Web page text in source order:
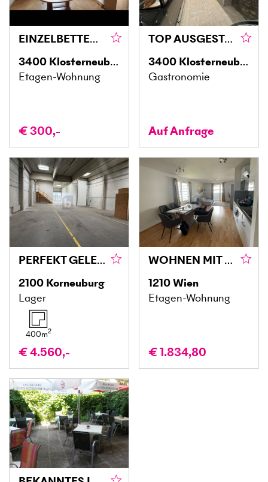
EINZELBETTEN IN MEHRBETTZIMMERN EINER ARBEITERUNTERKUNFT IM HERZEN VON KLOSTERNEUBURG
3400 Klosterneuburg
Etagen-Wohnung
€ 300,-
TOP AUSGESTATTETES GASTRONOMIELOKAL IM HERZEN VON KLOSTERNEUBURG
3400 Klosterneuburg
Gastronomie
Auf Anfrage
PERFEKT GELEGENE LAGERHALLE MIT BÜRORÄUMLICHKEITEN
2100 Korneuburg
Lager
400m2
€ 4.560,-
WOHNEN MIT QUALITÄT – STILVOLL IM 21. BEZIRK
1210Wien
Etagen-Wohnung
€ 1.834,80